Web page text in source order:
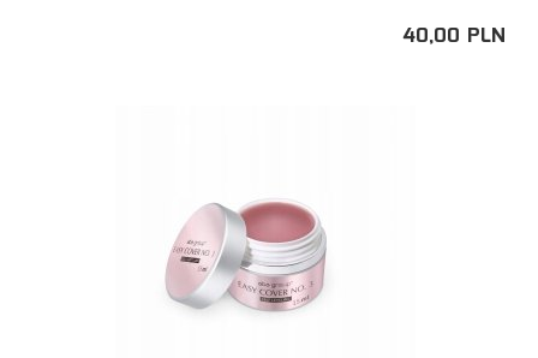
40,00 PLN